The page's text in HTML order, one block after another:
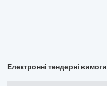
Електронні тендерні вимоги